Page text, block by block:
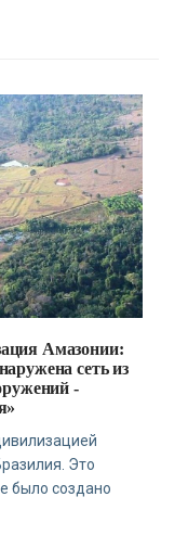
Амазонии:
сеть из
-
Это
было создано